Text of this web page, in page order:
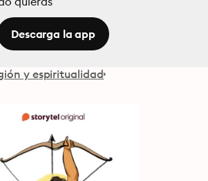
Descarga la app
y espiritualidad